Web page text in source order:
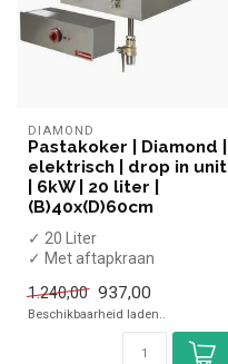
DIAMOND
Pastakoker | Diamond |
elektrisch | drop in unit
| 6kW | 20 liter |
(B)40x(D)60cm
✓ 20 Liter
✓ Met aftapkraan
✓ 6 kW
✓ 400 Volt
1.240,00 937,00
Beschikbaarheid laden..